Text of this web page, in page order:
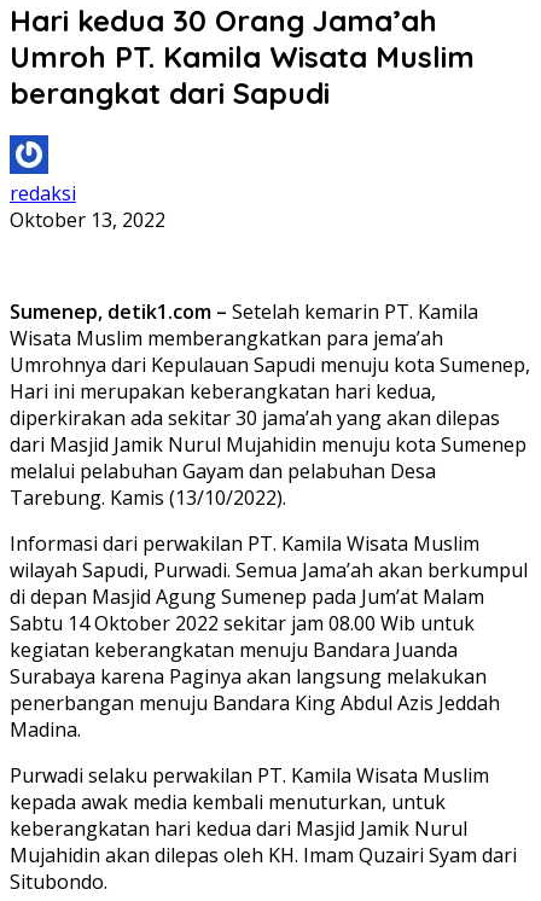
Hari kedua 30 Orang Jama’ah
Umroh PT. Kamila Wisata Muslim
berangkat dari Sapudi
redaksi
Oktober 13, 2022
Sumenep, detik1.com – Setelah kemarin PT. Kamila
Wisata Muslim memberangkatkan para jema’ah
Umrohnya dari Kepulauan Sapudi menuju kota Sumenep,
Hari ini merupakan keberangkatan hari kedua,
diperkirakan ada sekitar 30 jama’ah yang akan dilepas
dari Masjid Jamik Nurul Mujahidin menuju kota Sumenep
melalui pelabuhan Gayam dan pelabuhan Desa
Tarebung. Kamis (13/10/2022).
Informasi dari perwakilan PT. Kamila Wisata Muslim
wilayah Sapudi, Purwadi. Semua Jama’ah akan berkumpul
di depan Masjid Agung Sumenep pada Jum’at Malam
Sabtu 14 Oktober 2022 sekitar jam 08.00 Wib untuk
kegiatan keberangkatan menuju Bandara Juanda
Surabaya karena Paginya akan langsung melakukan
penerbangan menuju Bandara King Abdul Azis Jeddah
Madina.
Purwadi selaku perwakilan PT. Kamila Wisata Muslim
kepada awak media kembali menuturkan, untuk
keberangkatan hari kedua dari Masjid Jamik Nurul
Mujahidin akan dilepas oleh KH. Imam Quzairi Syam dari
Situbondo.